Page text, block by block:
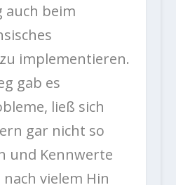
auch beim
implementieren.
gab es
ließ sich
gar nicht so
und Kennwerte
vielem Hin